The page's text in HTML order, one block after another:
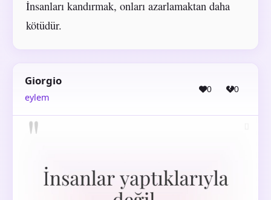
İnsanları kandırmak, onları azarlamaktan daha
kötüdür.
Giorgio
eylem
0 0